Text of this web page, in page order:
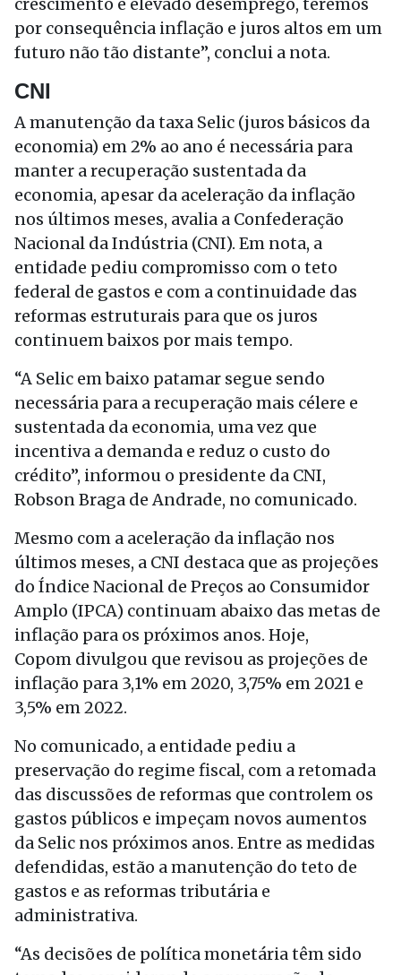
por consequência inflação e juros altos em um
futuro não tão distante”, conclui a nota.
CNI
A manutenção da taxa Selic (juros básicos da
economia) em 2% ao ano é necessária para
manter a recuperação sustentada da
economia, apesar da aceleração da inflação
nos últimos meses, avalia a Confederação
Nacional da Indústria (CNI). Em nota, a
entidade pediu compromisso com o teto
federal de gastos e com a continuidade das
reformas estruturais para que os juros
continuem baixos por mais tempo.
“A Selic em baixo patamar segue sendo
necessária para a recuperação mais célere e
sustentada da economia, uma vez que
incentiva a demanda e reduz o custo do
crédito”, informou o presidente da CNI,
Robson Braga de Andrade, no comunicado.
Mesmo com a aceleração da inflação nos
últimos meses, a CNI destaca que as projeções
do Índice Nacional de Preços ao Consumidor
Amplo (IPCA) continuam abaixo das metas de
inflação para os próximos anos. Hoje,
Copom divulgou que revisou as projeções de
inflação para 3,1% em 2020, 3,75% em 2021 e
3,5% em 2022.
No comunicado, a entidade pediu a
preservação do regime fiscal, com a retomada
das discussões de reformas que controlem os
gastos públicos e impeçam novos aumentos
da Selic nos próximos anos. Entre as medidas
defendidas, estão a manutenção do teto de
gastos e as reformas tributária e
administrativa.
“As decisões de política monetária têm sido